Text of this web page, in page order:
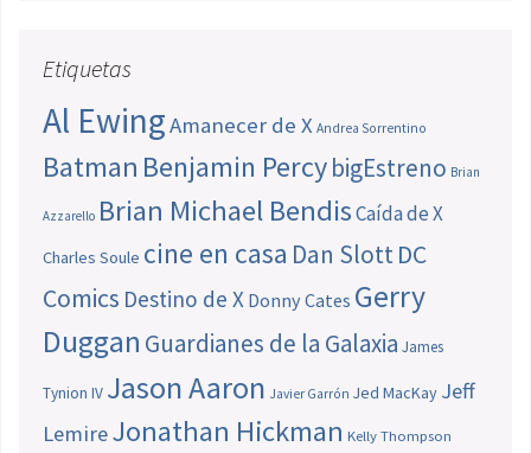
Etiquetas
Al EwingAmanecer de X Andrea Sorrentino
Batman Benjamin PercybigEstreno Brian
Azzarello Brian Michael BendisCaída de X
Charles Soule cine en casa Dan SlottDC
Comics Destino de X Donny Cates Gerry
Duggan Guardianes de la Galaxia James
Tynion IV Jason Aaron Javier Garrón Jed MacKay Jeff
LemireJonathan Hickman Kelly Thompson